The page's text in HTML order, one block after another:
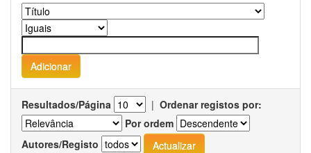
Resultados/Página | Ordenar registos por:
Por ordem
Autores/Registo